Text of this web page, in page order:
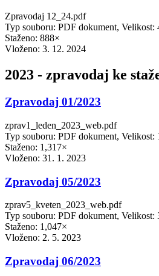
Zpravodaj 12_24.pdf
Typ souboru: PDF dokument, Velikost:
Staženo: 888×
Vloženo: 3. 12. 2024
2023 - zpravodaj ke
Zpravodaj 01/2023
zprav1_leden_2023_web.pdf
Typ souboru: PDF dokument, Velikost:
Staženo: 1,317×
Vloženo: 31. 1. 2023
Zpravodaj 05/2023
zprav5_kveten_2023_web.pdf
Typ souboru: PDF dokument, Velikost:
Staženo: 1,047×
Vloženo: 2. 5. 2023
Zpravodaj 06/2023